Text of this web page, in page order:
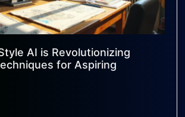
AI is Revolutionizing
for Aspiring